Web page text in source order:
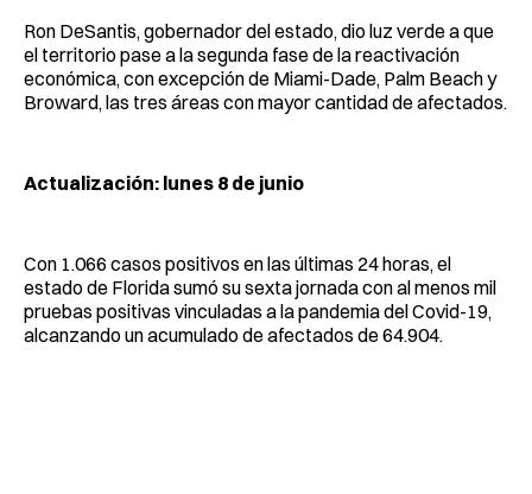
Ron DeSantis, gobernador del estado, dio luz verde a que
el territorio pase a la segunda fase de la reactivación
económica, con excepción de Miami-Dade, Palm Beach y
Broward, las tres áreas con mayor cantidad de afectados.
Actualización: lunes 8 de junio
Con 1.066 casos positivos en las últimas 24 horas, el
estado de Florida sumó su sexta jornada con al menos mil
pruebas positivas vinculadas a la pandemia del Covid-19,
alcanzando un acumulado de afectados de 64.904.